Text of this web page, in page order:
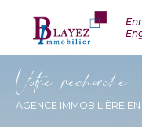
Vore recece
AGENCE IMMOBILIÈRE